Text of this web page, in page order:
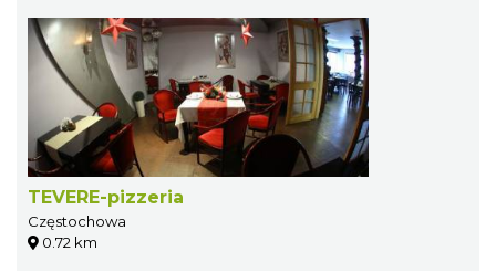
TEVERE-pizzeria
Częstochowa
0.72 km